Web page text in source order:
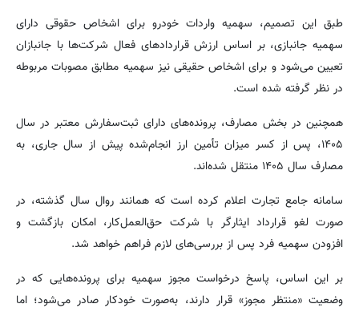
طبق این تصمیم، سهمیه واردات خودرو برای اشخاص حقوقی دارای
سهمیه جانبازی، بر اساس ارزش قراردادهای فعال شرکت‌ها با جانبازان
تعیین می‌شود و برای اشخاص حقیقی نیز سهمیه مطابق مصوبات مربوطه
در نظر گرفته شده است.
همچنین در بخش مصارف، پرونده‌های دارای ثبت‌سفارش معتبر در سال
۱۴۰۵، پس از کسر میزان تأمین ارز انجام‌شده پیش از سال جاری، به
مصارف سال ۱۴۰۵ منتقل شده‌اند.
سامانه جامع تجارت اعلام کرده است که همانند روال سال گذشته، در
صورت لغو قرارداد ایثارگر با شرکت حق‌العمل‌کار، امکان بازگشت و
افزودن سهمیه فرد پس از بررسی‌های لازم فراهم خواهد شد.
بر این اساس، پاسخ درخواست مجوز سهمیه برای پرونده‌هایی که در
وضعیت «منتظر مجوز» قرار دارند، به‌صورت خودکار صادر می‌شود؛ اما